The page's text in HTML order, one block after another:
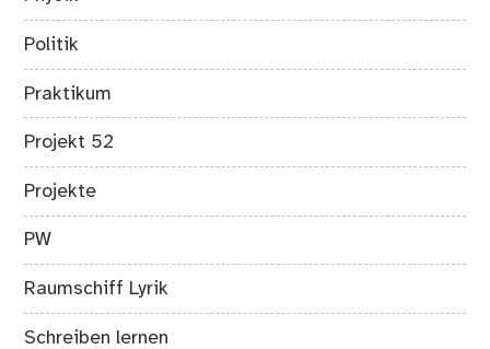
Politik
Praktikum
Projekt 52
Projekte
PW
Raumschiff Lyrik
Schreiben lernen